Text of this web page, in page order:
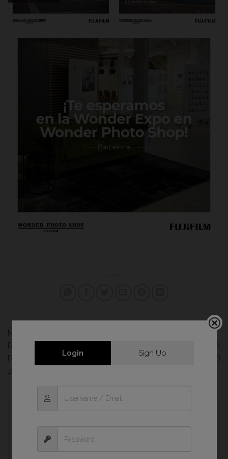
MASTERCLASS ARTURO
RODRÍGUEZ: «ANTES DE LA
PORTADA, UNOS BUENOS
ZAPATOS Y UNA CÁMARA»
LA FOTOGRAFÍA ES UNA
TERAPIA, ES LIBERTAD
Deja una respuesta
publicada.
Login Sign Up